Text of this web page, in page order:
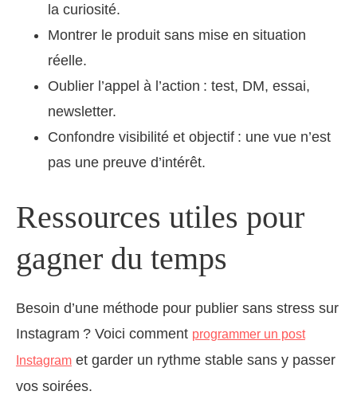
la curiosité.
Montrer le produit sans mise en situation
réelle.
Oublier l’appel à l’action : test, DM, essai,
newsletter.
Confondre visibilité et objectif : une vue n’est
pas une preuve d’intérêt.
Ressources utiles pour
gagner du temps
Besoin d’une méthode pour publier sans stress sur
Instagram ? Voici comment programmer un post
Instagram et garder un rythme stable sans y passer
vos soirées.